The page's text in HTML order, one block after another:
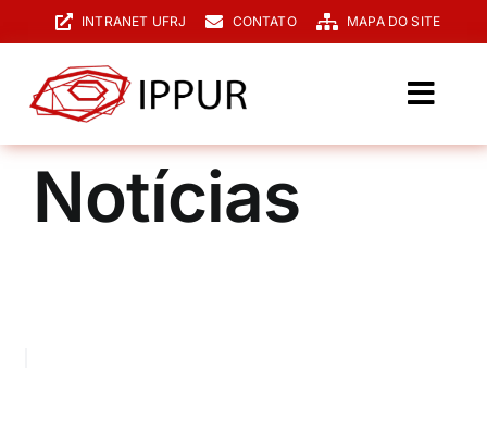
para
conteúdo
INTRANET UFRJ CONTATO MAPA DO SITE
O IPPUR
Graduação
Notícias